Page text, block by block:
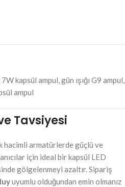
kapsül ampul, gün ışığı G9 ampul,
ampul
Tavsiyesi
hacimli armatürlerde güçlü ve
için ideal bir kapsül LED
gölgelenmeyi azaltır. Sipariş
uyumlu olduğundan emin olmanız